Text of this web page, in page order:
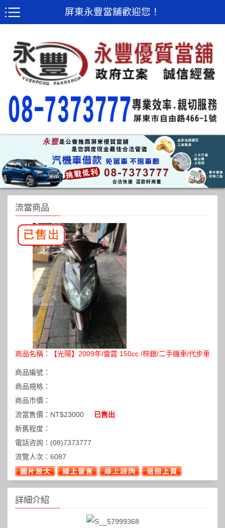
屏東永豐當舖歡迎您！
流當商品
商品名稱： 【光陽】2009年/雷霆 150cc /棕銀/二手機車/代步車
商品編號：
商品規格：
商品市價：
流當售價： NT$23000
已售出
新舊程度：
電話咨詢： (08)7373777
流覽人次： 6087
詳細介紹